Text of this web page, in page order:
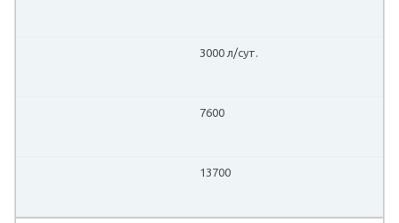
3000 л/сут.
7600
13700